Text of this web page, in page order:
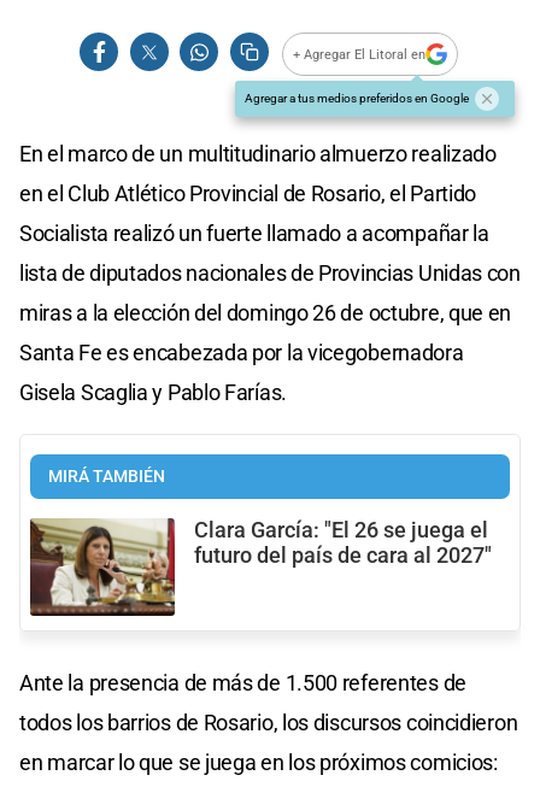
+ Agregar El Litoral en
Agregar a tus medios preferidos en Google
En el marco de un multitudinario almuerzo realizado
en el Club Atlético Provincial de Rosario, el Partido
Socialista realizó un fuerte llamado a acompañar la
lista de diputados nacionales de Provincias Unidas con
miras a la elección del domingo 26 de octubre, que en
Santa Fe es encabezada por la vicegobernadora
Gisela Scaglia y Pablo Farías.
MIRÁ TAMBIÉN
Clara García: "El 26 se juega el
futuro del país de cara al 2027"
Ante la presencia de más de 1.500 referentes de
todos los barrios de Rosario, los discursos coincidieron
en marcar lo que se juega en los próximos comicios: